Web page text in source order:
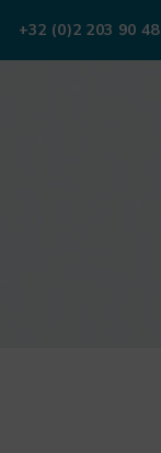
+32 (0)2 203 90 48